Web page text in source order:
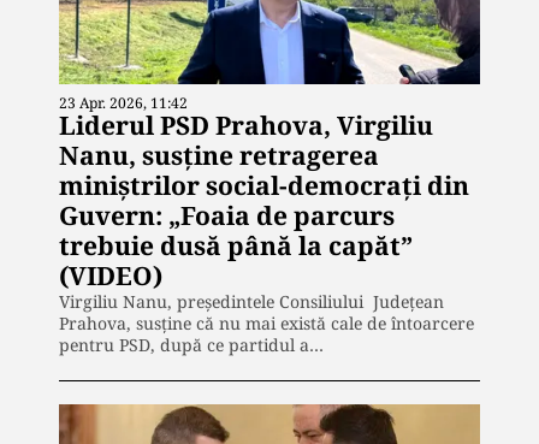
23 Apr. 2026, 11:42
Liderul PSD Prahova, Virgiliu
Nanu, susține retragerea
miniștrilor social-democrați din
Guvern: „Foaia de parcurs
trebuie dusă până la capăt”
(VIDEO)
Virgiliu Nanu, președintele Consiliului Județean
Prahova, susține că nu mai există cale de întoarcere
pentru PSD, după ce partidul a…